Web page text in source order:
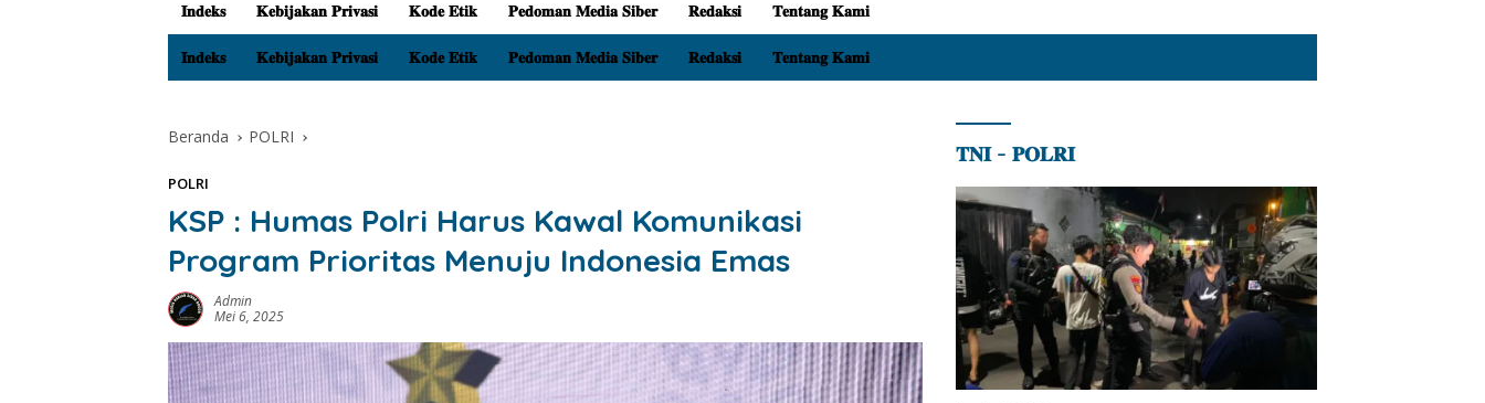
𝐈𝐧𝐝𝐞𝐤𝐬 𝐊𝐞𝐛𝐢𝐣𝐚𝐤𝐚𝐧 𝐏𝐫𝐢𝐯𝐚𝐬𝐢 𝐊𝐨𝐝𝐞 𝐄𝐭𝐢𝐤 𝐏𝐞𝐝𝐨𝐦𝐚𝐧 𝐌𝐞𝐝𝐢𝐚 𝐒𝐢𝐛𝐞𝐫 𝐑𝐞𝐝𝐚𝐤𝐬𝐢 𝐓𝐞𝐧𝐭𝐚𝐧𝐠 𝐊𝐚𝐦𝐢
𝐈𝐧𝐝𝐞𝐤𝐬 𝐊𝐞𝐛𝐢𝐣𝐚𝐤𝐚𝐧 𝐏𝐫𝐢𝐯𝐚𝐬𝐢 𝐊𝐨𝐝𝐞 𝐄𝐭𝐢𝐤 𝐏𝐞𝐝𝐨𝐦𝐚𝐧 𝐌𝐞𝐝𝐢𝐚 𝐒𝐢𝐛𝐞𝐫 𝐑𝐞𝐝𝐚𝐤𝐬𝐢 𝐓𝐞𝐧𝐭𝐚𝐧𝐠 𝐊𝐚𝐦𝐢
Beranda POLRI
POLRI
KSP : Humas Polri Harus Kawal Komunikasi
Program Prioritas Menuju Indonesia Emas
Admin
Mei 6, 2025
𝐓𝐍𝐈 – 𝐏𝐎𝐋𝐑𝐈